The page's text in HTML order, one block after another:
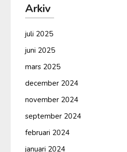
Arkiv
juli 2025
juni 2025
mars 2025
december 2024
november 2024
september 2024
februari 2024
januari 2024